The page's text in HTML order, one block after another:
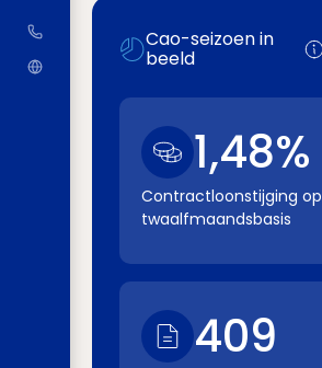
Cao-seizoen in
beeld
1,48%
Contractloonstijging op
twaalfmaandsbasis
409